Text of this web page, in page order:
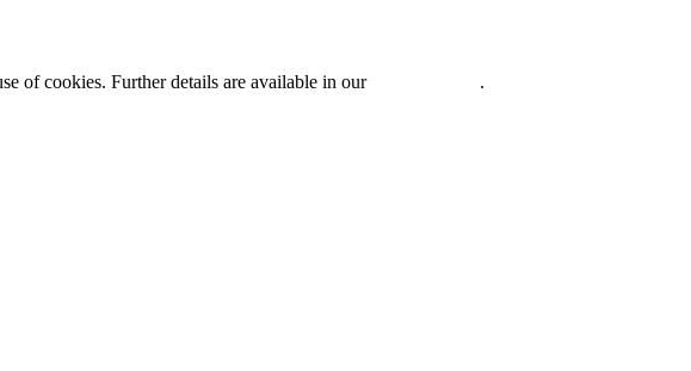
of cookies. Further details are available in our .